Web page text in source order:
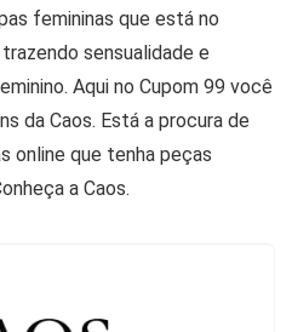
femininas que está no
sensualidade e
Aqui no Cupom 99 você
da Caos. Está a procura de
online que tenha peças
a Caos.